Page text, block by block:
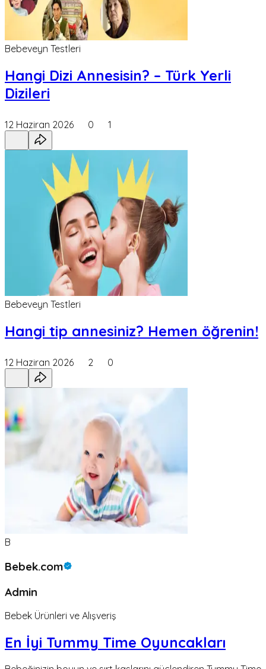
Bebeveyn Testleri
Hangi Dizi Annesisin? – Türk Yerli
Dizileri
12 Haziran 2026 0 1
Bebeveyn Testleri
Hangi tip annesiniz? Hemen öğrenin!
12 Haziran 2026 2 0
B
Bebek.com
Admin
Bebek Ürünleri ve Alışveriş
En İyi Tummy Time Oyuncakları